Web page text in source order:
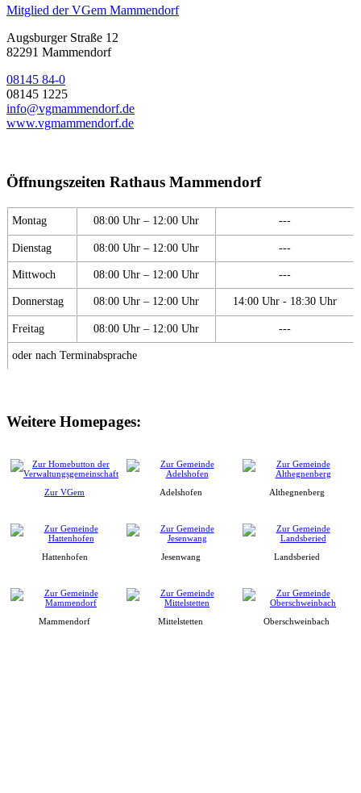
Mitglied der VGem Mammendorf
Augsburger Straße 12
82291 Mammendorf
08145 84-0
08145 1225
info@vgmammendorf.de
www.vgmammendorf.de
Öffnungszeiten Rathaus Mammendorf
Montag 08:00 Uhr – 12:00 Uhr ---
Dienstag 08:00 Uhr – 12:00 Uhr ---
Mittwoch 08:00 Uhr – 12:00 Uhr ---
Donnerstag 08:00 Uhr – 12:00 Uhr 14:00 Uhr - 18:30 Uhr
Freitag 08:00 Uhr – 12:00 Uhr ---
oder nach Terminabsprache
Weitere Homepages:
Zur VGem Adelshofen Althegnenberg
Hattenhofen Jesenwang Landsberied
Mammendorf Mittelstetten Oberschweinbach